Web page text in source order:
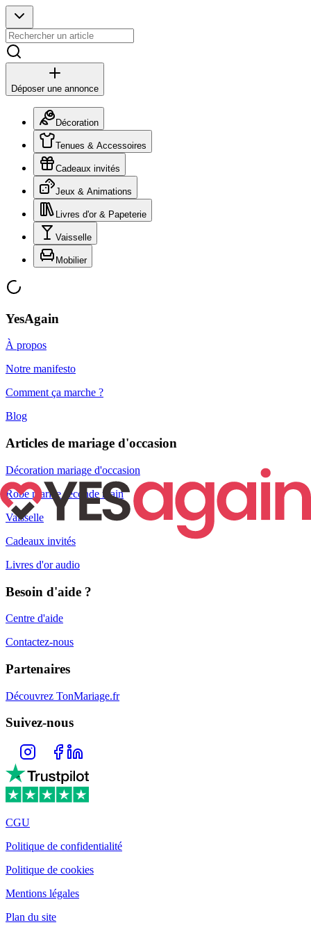
Déposer une annonce
Décoration
Tenues & Accessoires
Cadeaux invités
Jeux & Animations
Livres d'or & Papeterie
Vaisselle
Mobilier
YesAgain
À propos
Notre manifesto
Comment ça marche ?
Blog
Articles de mariage d'occasion
Décoration mariage d'occasion
Robe mariée seconde main
Vaisselle
Cadeaux invités
Livres d'or audio
Besoin d'aide ?
Centre d'aide
Contactez-nous
Partenaires
Découvrez TonMariage.fr
Suivez-nous
CGU
Politique de confidentialité
Politique de cookies
Mentions légales
Plan du site